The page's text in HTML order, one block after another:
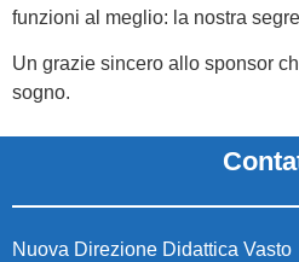
funzioni al meglio: la nostra
Un grazie sincero allo sponsor
sogno.
Nuova Direzione Didattica Vasto